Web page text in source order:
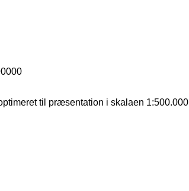
til præsentation i skalaen 1:500.000